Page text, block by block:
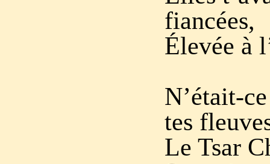
fiancées,
Élevée à
N’était-
tes
Le Tsar